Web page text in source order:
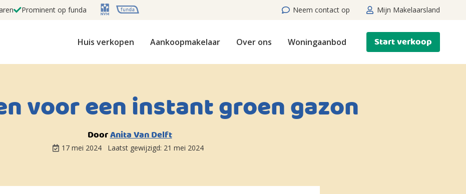
Prominent op funda Neem contact op Mijn Makelaarsland
Huis verkopen Aankoopmakelaar Over ons Woningaanbod Start verkoop
voor een instant groen gazon
DoorAnita Van Delft
17 mei 2024 Laatst gewijzigd: 21 mei 2024